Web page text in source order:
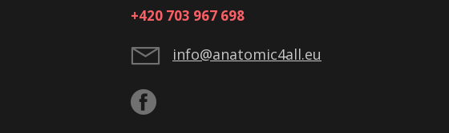
+420 703 967 698
info@anatomic4all.eu